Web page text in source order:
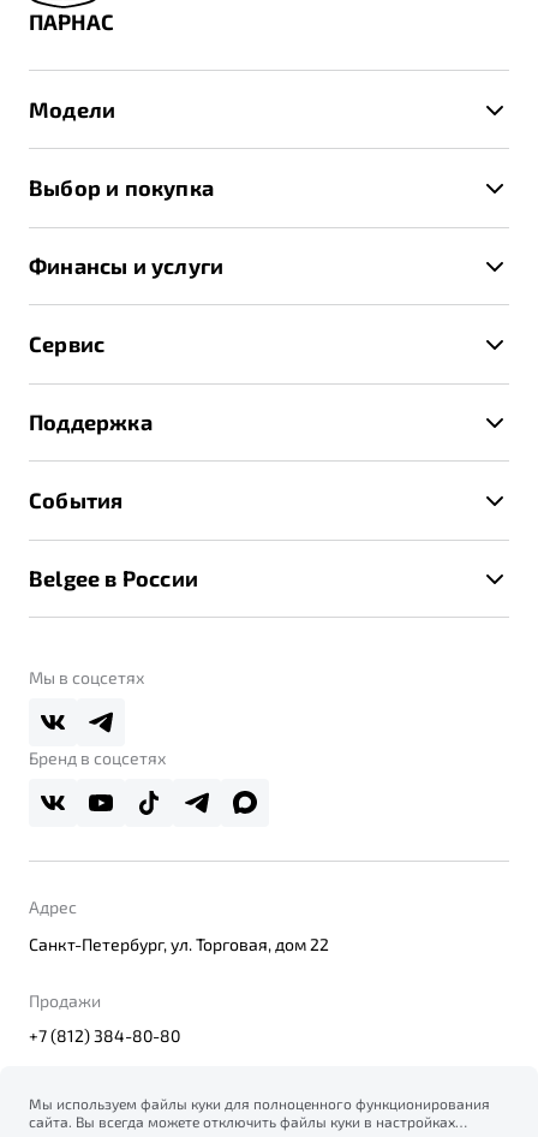
ПАРНАС
Модели
X70
Выбор и покупка
Записаться на тест-драйв
Получить предложение
Финансы и услуги
Страхование
Расчет КАСКО
Сервис
Техническое обслуживание
Калькулятор ТО
Поддержка
Помощь на дорогах
Belgee Линк
Belgee Плюс
Реферальная программа
События
Belgee в России
О дилерском центре
Правовая информация
Мы в соцсетях
Бренд в соцсетях
Адрес
Санкт-Петербург, ул. Торговая, дом 22
Продажи
+7 (812) 384-80-80
© 2026
Мы используем файлы куки для полноценного функционирования
сайта. Вы всегда можете отключить файлы куки в настройках